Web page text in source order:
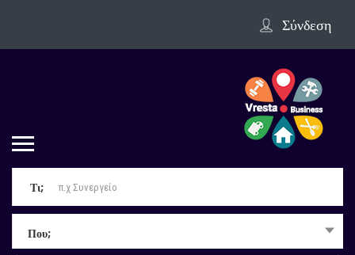
Σύνδεση
Τι;
Που;